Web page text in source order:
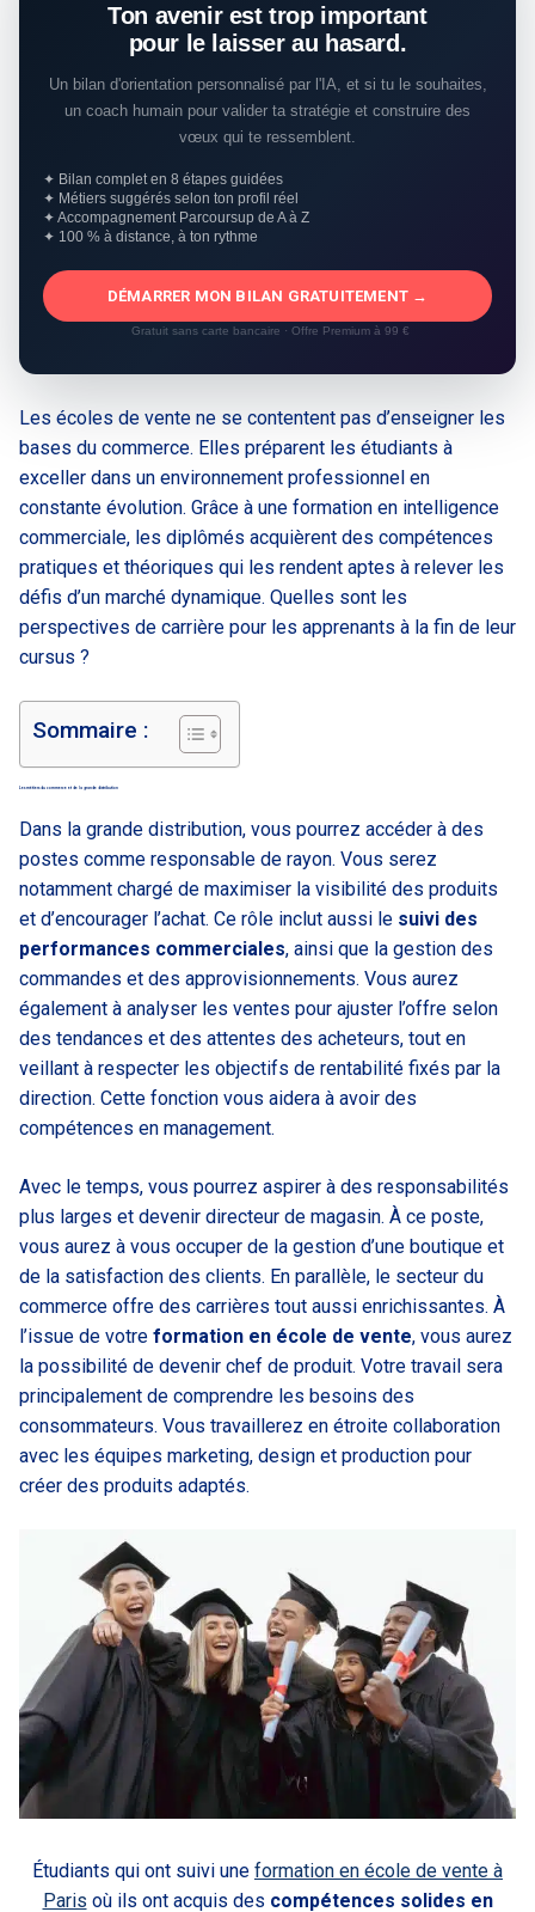
Ton avenir est trop important
pour le laisser au hasard.
Un bilan d'orientation personnalisé par l'IA, et si tu le souhaites,
un coach humain pour valider ta stratégie et construire des
vœux qui te ressemblent.
✦ Bilan complet en 8 étapes guidées
✦ Métiers suggérés selon ton profil réel
✦ Accompagnement Parcoursup de A à Z
✦ 100 % à distance, à ton rythme
DÉMARRER MON BILAN GRATUITEMENT →
Gratuit sans carte bancaire · Offre Premium à 99 €
Les écoles de vente ne se contentent pas d’enseigner les
bases du commerce. Elles préparent les étudiants à
exceller dans un environnement professionnel en
constante évolution. Grâce à une formation en intelligence
commerciale, les diplômés acquièrent des compétences
pratiques et théoriques qui les rendent aptes à relever les
défis d’un marché dynamique. Quelles sont les
perspectives de carrière pour les apprenants à la fin de leur
cursus ?
Sommaire :
Les métiers du commerce et de la grande distribution
Dans la grande distribution, vous pourrez accéder à des
postes comme responsable de rayon. Vous serez
notamment chargé de maximiser la visibilité des produits
et d’encourager l’achat. Ce rôle inclut aussi le suivi des
performances commerciales, ainsi que la gestion des
commandes et des approvisionnements. Vous aurez
également à analyser les ventes pour ajuster l’offre selon
des tendances et des attentes des acheteurs, tout en
veillant à respecter les objectifs de rentabilité fixés par la
direction. Cette fonction vous aidera à avoir des
compétences en management.
Avec le temps, vous pourrez aspirer à des responsabilités
plus larges et devenir directeur de magasin. À ce poste,
vous aurez à vous occuper de la gestion d’une boutique et
de la satisfaction des clients. En parallèle, le secteur du
commerce offre des carrières tout aussi enrichissantes. À
l’issue de votre formation en école de vente, vous aurez
la possibilité de devenir chef de produit. Votre travail sera
principalement de comprendre les besoins des
consommateurs. Vous travaillerez en étroite collaboration
avec les équipes marketing, design et production pour
créer des produits adaptés.
Étudiants qui ont suivi une formation en école de vente à
Paris où ils ont acquis des compétences solides en